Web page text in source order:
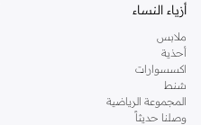
أزياء النساء
ملابس
أحذية
اكسسوارات
شنط
المجموعة الرياضية
وصلنا حديثاً